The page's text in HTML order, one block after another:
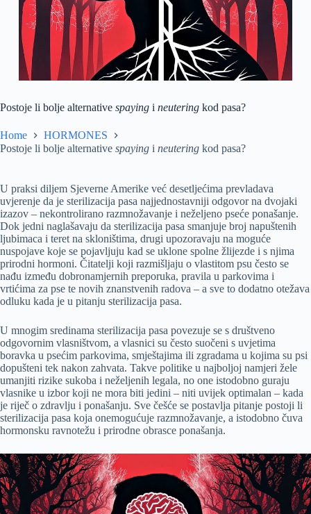
Postoje li bolje alternative spaying i neutering kod pasa?
Home
HORMONES
Postoje li bolje alternative spaying i neutering kod pasa?
U praksi diljem Sjeverne Amerike već desetljećima prevladava
uvjerenje da je sterilizacija pasa najjednostavniji odgovor na dvojaki
izazov – nekontrolirano razmnožavanje i neželjeno pseće ponašanje.
Dok jedni naglašavaju da sterilizacija pasa smanjuje broj napuštenih
ljubimaca i teret na skloništima, drugi upozoravaju na moguće
nuspojave koje se pojavljuju kad se uklone spolne žlijezde i s njima
prirodni hormoni. Čitatelji koji razmišljaju o vlastitom psu često se
nađu između dobronamjernih preporuka, pravila u parkovima i
vrtićima za pse te novih znanstvenih radova – a sve to dodatno otežava
odluku kada je u pitanju sterilizacija pasa.
U mnogim sredinama sterilizacija pasa povezuje se s društveno
odgovornim vlasništvom, a vlasnici su često suočeni s uvjetima
boravka u psećim parkovima, smještajima ili zgradama u kojima su psi
dopušteni tek nakon zahvata. Takve politike u najboljoj namjeri žele
umanjiti rizike sukoba i neželjenih legala, no one istodobno guraju
vlasnike u izbor koji ne mora biti jedini – niti uvijek optimalan – kada
je riječ o zdravlju i ponašanju. Sve češće se postavlja pitanje postoji li
sterilizacija pasa koja onemogućuje razmnožavanje, a istodobno čuva
hormonsku ravnotežu i prirodne obrasce ponašanja.